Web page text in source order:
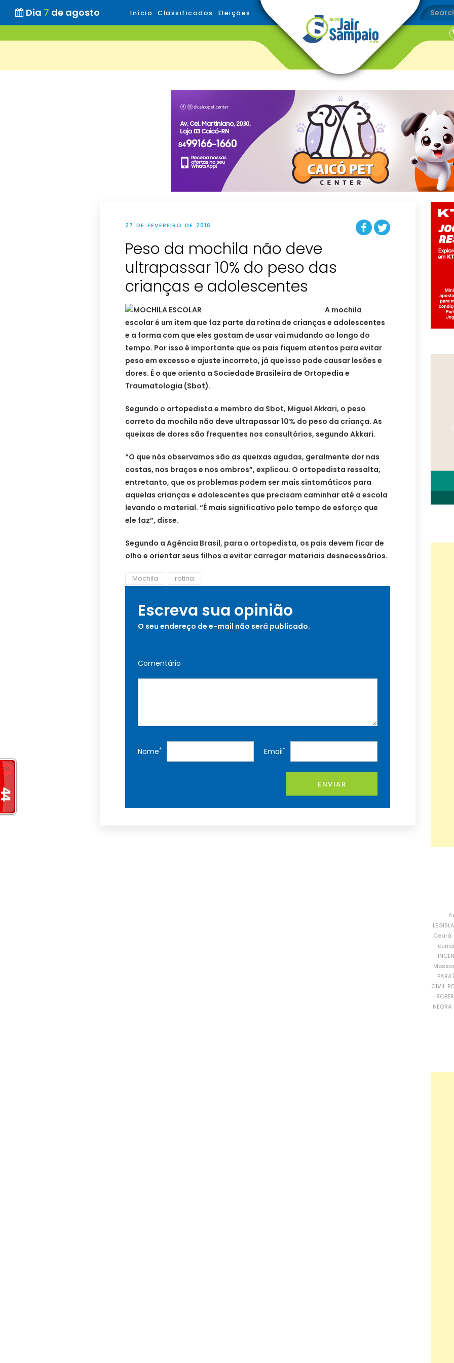
Dia 7 de agosto Início Classificados Eleições
27 DE FEVEREIRO DE 2016
Peso da mochila não deve
ultrapassar 10% do peso das
crianças e adolescentes
A mochila
escolar é um item que faz parte da rotina de crianças e adolescentes
e a forma com que eles gostam de usar vai mudando ao longo do
tempo. Por isso é importante que os pais fiquem atentos para evitar
peso em excesso e ajuste incorreto, já que isso pode causar lesões e
dores. É o que orienta a Sociedade Brasileira de Ortopedia e
Traumatologia (Sbot).
Segundo o ortopedista e membro da Sbot, Miguel Akkari, o peso
correto da mochila não deve ultrapassar 10% do peso da criança. As
queixas de dores são frequentes nos consultórios, segundo Akkari.
“O que nós observamos são as queixas agudas, geralmente dor nas
costas, nos braços e nos ombros”, explicou. O ortopedista ressalta,
entretanto, que os problemas podem ser mais sintomáticos para
aquelas crianças e adolescentes que precisam caminhar até a escola
levando o material. “É mais significativo pelo tempo de esforço que
ele faz”, disse.
Segundo a Agência Brasil, para o ortopedista, os pais devem ficar de
olho e orientar seus filhos a evitar carregar materiais desnecessários.
Mochila rotina
Escreva sua opinião
O seu endereço de e-mail não será publicado.
Comentário
Nome* Email*
ENVIAR
Ceará
CIVIL
NEGRA